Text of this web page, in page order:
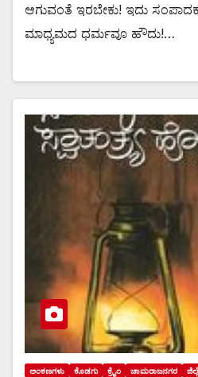
ಆಗುವಂತೆ ಇರಬೇಕು! ಇದು
ಮಾಧ್ಯಮದ ಧರ್ಮವೂ ಹೌದು!…
ಅಂಕಣಗಳು ಕೊಡಗು ಕ್ರೈಂ ಚಾಮರಾಜನಗರ ಜಿಲ್ಲೆ